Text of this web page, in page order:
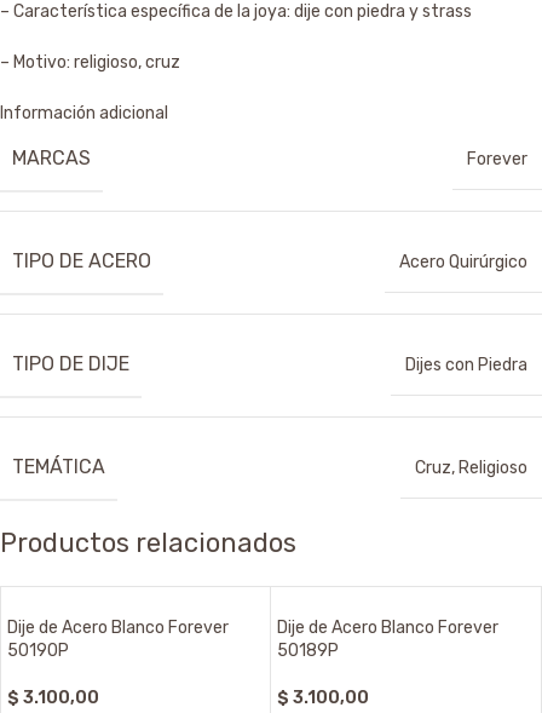
– Característica específica de la joya: dije con piedra y strass
– Motivo: religioso, cruz
Información adicional
MARCAS Forever
TIPO DE ACERO Acero Quirúrgico
TIPO DE DIJE Dijes con Piedra
TEMÁTICA Cruz, Religioso
Productos relacionados
Dije de Acero Blanco Forever
50190P
$ 3.100,00
Dije de Acero Blanco Forever
50189P
$ 3.100,00